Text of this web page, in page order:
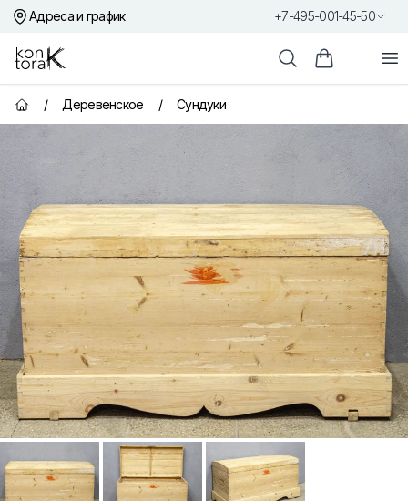
Адреса и график +7-495-001-45-50
Контора К
ПоискКорзина
Главная страница
/ Деревенское / Сундуки